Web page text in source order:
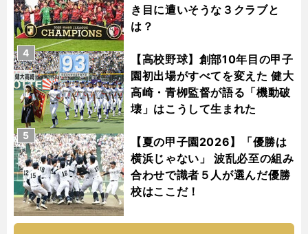
き目に遭いそうな３クラブと
は？
【高校野球】創部10年目の甲子
園初出場がすべてを変えた 健大
高崎・青栁監督が語る「機動破
壊」はこうして生まれた
4
【夏の甲子園2026】「優勝は
横浜じゃない」 波乱必至の組み
合わせで識者５人が選んだ優勝
校はここだ！
5